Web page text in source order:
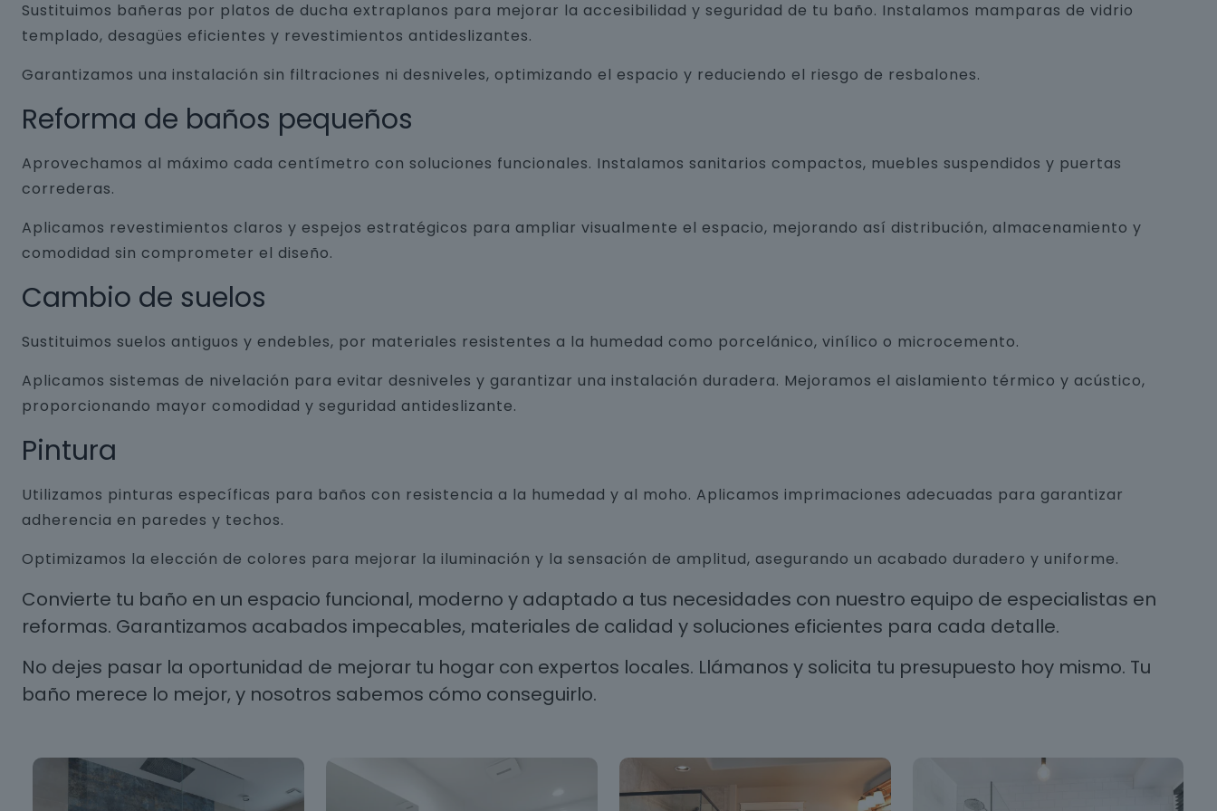
Sustituimos bañeras por platos de ducha extraplanos para mejorar la accesibilidad y seguridad de tu baño. Instalamos mamparas de vidrio
templado, desagües eficientes y revestimientos antideslizantes.
Garantizamos una instalación sin filtraciones ni desniveles, optimizando el espacio y reduciendo el riesgo de resbalones.
Reforma de baños pequeños
Aprovechamos al máximo cada centímetro con soluciones funcionales. Instalamos sanitarios compactos, muebles suspendidos y puertas
correderas.
Aplicamos revestimientos claros y espejos estratégicos para ampliar visualmente el espacio, mejorando así distribución, almacenamiento y
comodidad sin comprometer el diseño.
Cambio de suelos
Sustituimos suelos antiguos y endebles, por materiales resistentes a la humedad como porcelánico, vinílico o microcemento.
Aplicamos sistemas de nivelación para evitar desniveles y garantizar una instalación duradera. Mejoramos el aislamiento térmico y acústico,
proporcionando mayor comodidad y seguridad antideslizante.
Pintura
Utilizamos pinturas específicas para baños con resistencia a la humedad y al moho. Aplicamos imprimaciones adecuadas para garantizar
adherencia en paredes y techos.
Optimizamos la elección de colores para mejorar la iluminación y la sensación de amplitud, asegurando un acabado duradero y uniforme.
Convierte tu baño en un espacio funcional, moderno y adaptado a tus necesidades con nuestro equipo de especialistas en
reformas. Garantizamos acabados impecables, materiales de calidad y soluciones eficientes para cada detalle.
No dejes pasar la oportunidad de mejorar tu hogar con expertos locales. Llámanos y solicita tu presupuesto hoy mismo. Tu
baño merece lo mejor, y nosotros sabemos cómo conseguirlo.